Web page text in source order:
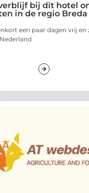
bij dit hotel
in de regio Breda
een paar dagen vrij en